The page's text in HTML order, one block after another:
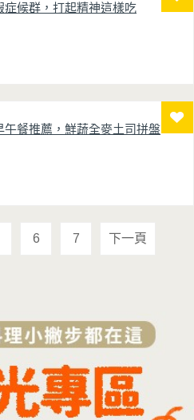
症候群，打起精神這樣吃
午餐推薦，鮮蔬全麥土司拼盤
6 7 下一頁